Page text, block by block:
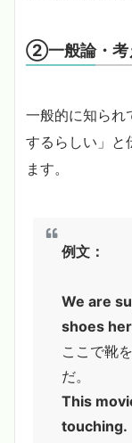
②一般論・考
一般的に知られ
するらしい」
ます。
例文：
We are
shoes
ここで靴
だ。
This
touching.